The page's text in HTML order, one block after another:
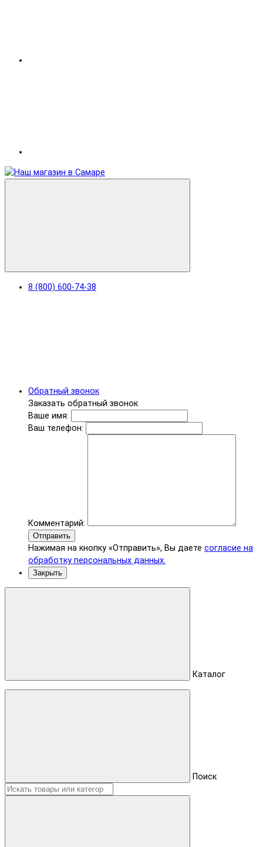
8 (800) 600-74-38
Обратный звонок
Заказать обратный звонок
Ваше имя:
Ваш телефон:
Комментарий:
Отправить
Нажимая на кнопку «Отправить», Вы даете согласие на
обработку персональных данных.
Закрыть
Каталог
Поиск